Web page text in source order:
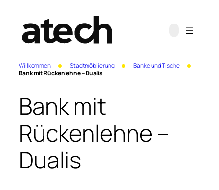
Willkommen Stadtmöblierung
Bänke und Tische
Bank mit Rückenlehne – Dualis
Bank mit
Rückenlehne –
Dualis